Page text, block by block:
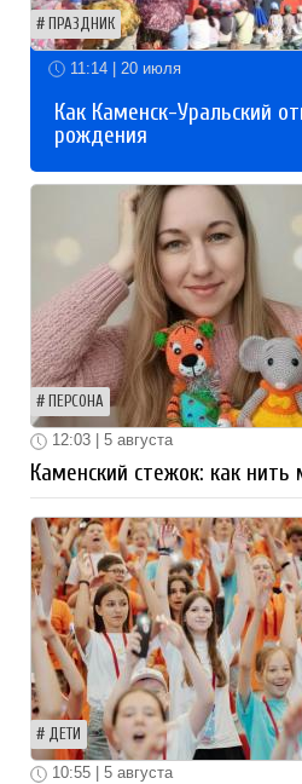
ПРАЗДНИК
11:14 | 20 июля
Как Каменск-Уральский
рождения
ПЕРСОНА
12:03 | 5 августа
Каменский стежок: как нить
ДЕТИ
10:55 | 5 августа